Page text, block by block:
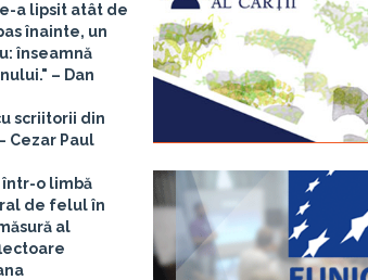
a lipsit atât de
înainte, un
înseamnă
– Dan
scriitorii din
Cezar Paul
într-o limbă
de felul în
al